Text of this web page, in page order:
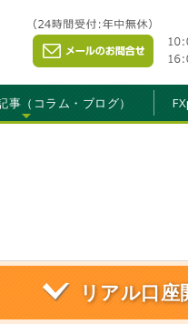
事（コラム・ブログ）
リアル口座